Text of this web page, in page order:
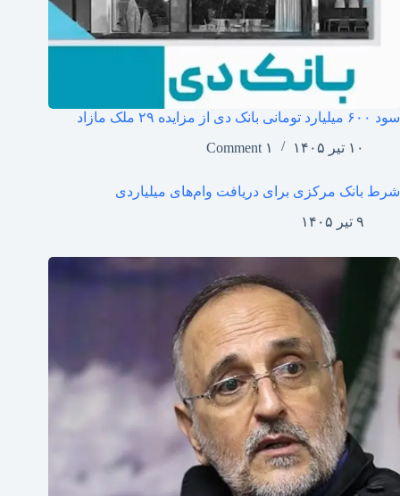
سود ۶۰۰ میلیارد تومانی بانک دی از مزایده ۲۹ ملک مازاد
۱۰ تیر ۱۴۰۵
۱ Comment
شرط بانک مرکزی برای دریافت وام‌های میلیاردی
۹ تیر ۱۴۰۵